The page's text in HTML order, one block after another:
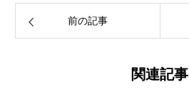
前の記事
関連記事